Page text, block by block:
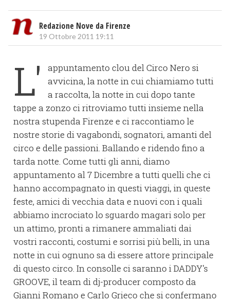
Redazione Nove da Firenze
19 Ottobre 2011 19:11
L'
appuntamento clou del Circo Nero si
avvicina, la notte in cui chiamiamo tutti
a raccolta, la notte in cui dopo tante
tappe a zonzo ci ritroviamo tutti insieme nella
nostra stupenda Firenze e ci raccontiamo le
nostre storie di vagabondi, sognatori, amanti del
circo e delle passioni. Ballando e ridendo fino a
tarda notte. Come tutti gli anni, diamo
appuntamento al 7 Dicembre a tutti quelli che ci
hanno accompagnato in questi viaggi, in queste
feste, amici di vecchia data e nuovi con i quali
abbiamo incrociato lo sguardo magari solo per
un attimo, pronti a rimanere ammaliati dai
vostri racconti, costumi e sorrisi più belli, in una
notte in cui ognuno sa di essere attore principale
di questo circo. In consolle ci saranno i DADDY's
GROOVE, il team di dj-producer composto da
Gianni Romano e Carlo Grieco che si confermano